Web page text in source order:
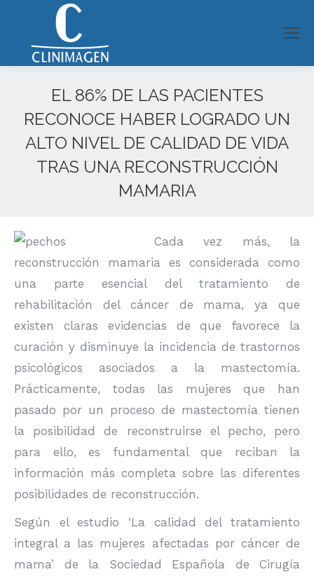
EL 86% DE LAS PACIENTES
RECONOCE HABER LOGRADO UN
ALTO NIVEL DE CALIDAD DE VIDA
TRAS UNA RECONSTRUCCIÓN
MAMARIA
Cada vez más, la
reconstrucción mamaria es considerada como
una parte esencial del tratamiento de
rehabilitación del cáncer de mama, ya que
existen claras evidencias de que favorece la
curación y disminuye la incidencia de trastornos
psicológicos asociados a la mastectomía.
Prácticamente, todas las mujeres que han
pasado por un proceso de mastectomía tienen
la posibilidad de reconstruirse el pecho, pero
para ello, es fundamental que reciban la
información más completa sobre las diferentes
posibilidades de reconstrucción.
Según el estudio ‘La calidad del tratamiento
integral a las mujeres afectadas por cáncer de
mama’ de la Sociedad Española de Cirugía